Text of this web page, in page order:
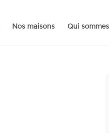
Nos maisons Qui